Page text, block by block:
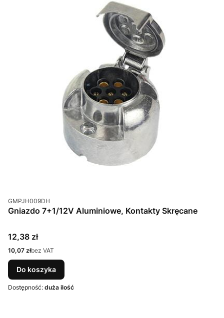
Kod produktu
GMPJH009DH
Gniazdo 7+1/12V Aluminiowe, Kontakty Skręcane
Cena
12,38 zł
Cena
10,07 złbez VAT
Do koszyka
Dostępność: duża ilość